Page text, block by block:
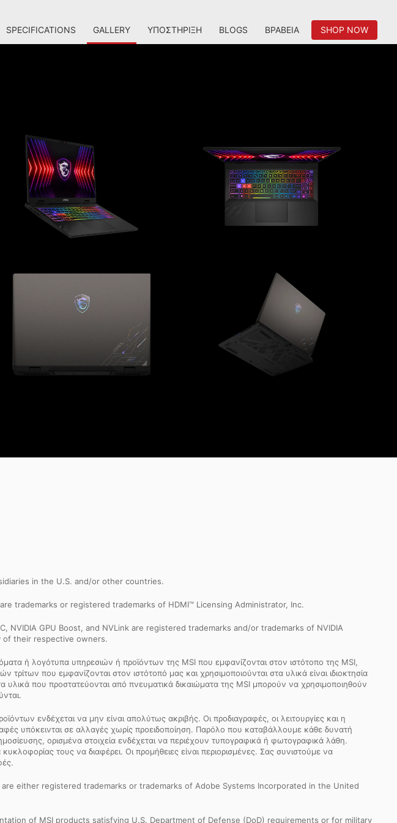
SPECIFICATIONS GALLERY ΥΠΟΣΤΉΡΙΞΗ BLOGS ΒΡΑΒΕΊΑ SHOP NOW
in the U.S. and/or other countries.
trademarks or registered trademarks of HDMI™ Licensing Administrator, Inc.
NVIDIA GPU Boost, and NVLink are registered trademarks and/or trademarks of NVIDIA
of their respective owners.
ή λογότυπα υπηρεσιών ή προϊόντων της MSI που εμφανίζονται στον ιστότοπο της MSI,
που εμφανίζονται στον ιστότοπό μας και χρησιμοποιούνται στα υλικά είναι ιδιοκτησία
που προστατεύονται από πνευματικά δικαιώματα της MSI μπορούν να χρησιμοποιηθούν
ενδέχεται να μην είναι απολύτως ακριβής. Οι προδιαγραφές, οι λειτουργίες και η
υπόκεινται σε αλλαγές χωρίς προειδοποίηση. Παρόλο που καταβάλλουμε κάθε δυνατή
ορισμένα στοιχεία ενδέχεται να περιέχουν τυπογραφικά ή φωτογραφικά λάθη.
τους να διαφέρει. Οι προμήθειες είναι περιορισμένες. Σας συνιστούμε να
either registered trademarks or trademarks of Adobe Systems Incorporated in the United
of MSI products satisfying U.S. Department of Defense (DoD) requirements or for military